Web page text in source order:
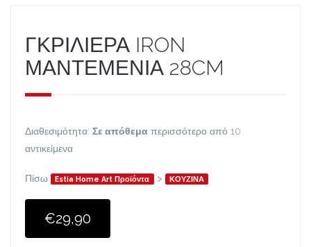
ΓΚΡΙΛΙΕΡΑ IRON
ΜΑΝΤΕΜΕΝΙΑ 28CM
Διαθεσιμότητα: Σε απόθεμα περισσότερο από 10
αντικείμενα
Πίσω Estia Home Art Προϊόντα > ΚΟΥΖΙΝΑ
€29,90